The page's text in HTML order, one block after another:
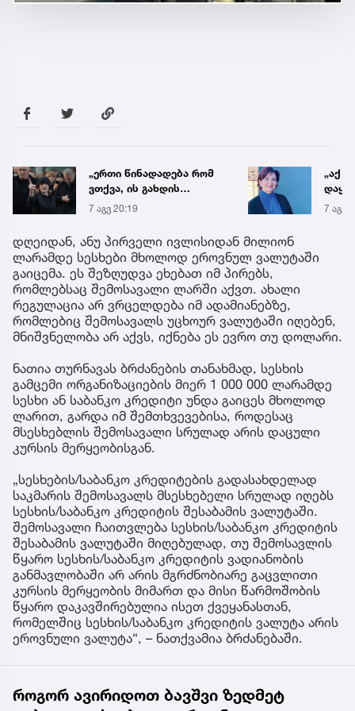
„ერთი წინადადება რომ
ვთქვა, ის გახდის
ნათელს, თუ რატომ იყო
ნია იმნაძე
წამქეზებელი...“ - გიგა
ავალიანის დედა
7 აგვ 20:19
„აქ
7 აგვ
დღეიდან, ანუ პირველი ივლისიდან მილიონ
ლარამდე სესხები მხოლოდ ეროვნულ ვალუტაში
გაიცემა. ეს შეზღუდვა ეხებათ იმ პირებს,
რომლებსაც შემოსავალი ლარში აქვთ. ახალი
რეგულაცია არ ვრცელდება იმ ადამიანებზე,
რომლებიც შემოსავალს უცხოურ ვალუტაში იღებენ,
მნიშვნელობა არ აქვს, იქნება ეს ევრო თუ დოლარი.
ნათია თურნავას ბრძანების თანახმად, სესხის
გამცემი ორგანიზაციების მიერ 1 000 000 ლარამდე
სესხი ან საბანკო კრედიტი უნდა გაიცეს მხოლოდ
ლარით, გარდა იმ შემთხვევებისა, როდესაც
მსესხებლის შემოსავალი სრულად არის დაცული
კურსის მერყეობისგან.
„სესხების/საბანკო კრედიტების გადასახდელად
საკმარის შემოსავალს მსესხებელი სრულად იღებს
სესხის/საბანკო კრედიტის შესაბამის ვალუტაში.
შემოსავალი ჩაითვლება სესხის/საბანკო კრედიტის
შესაბამის ვალუტაში მიღებულად, თუ შემოსავლის
წყარო სესხის/საბანკო კრედიტის ვადიანობის
განმავლობაში არ არის მგრძნობიარე გაცვლითი
კურსის მერყეობის მიმართ და მისი წარმოშობის
წყარო დაკავშირებულია ისეთ ქვეყანასთან,
რომელშიც სესხის/საბანკო კრედიტის ვალუტა არის
ეროვნული ვალუტა“, – ნათქვამია ბრძანებაში.
როგორ ავირიდოთ ბავშვი ზედმეტ